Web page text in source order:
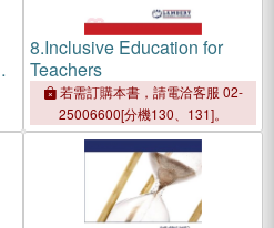
8.Inclusive Education for
Teachers
若需訂購本書，請電洽客服 02-
25006600[分機130、131]。